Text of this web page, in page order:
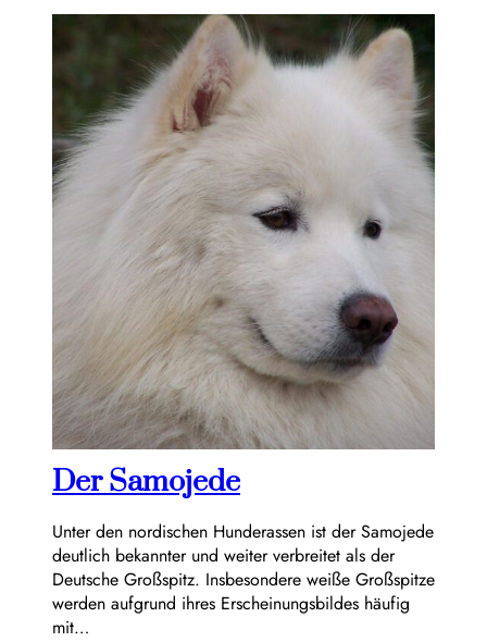
Der Samojede
Unter den nordischen Hunderassen ist der Samojede
deutlich bekannter und weiter verbreitet als der
Deutsche Großspitz. Insbesondere weiße Großspitze
werden aufgrund ihres Erscheinungsbildes häufig
mit…